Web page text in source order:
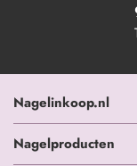
Nagelinkoop.nl
Nagelproducten